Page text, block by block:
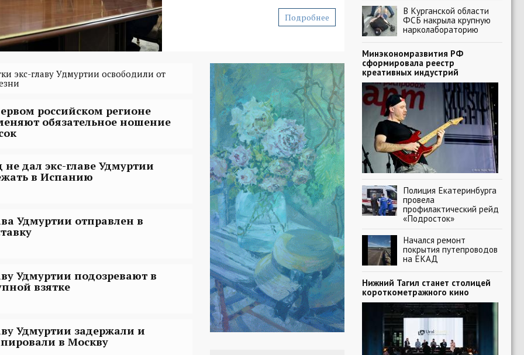
Подробнее
экс-главу Удмуртии освободили от
российском регионе
обязательное ношение
не дал экс-главе Удмуртии
в Испанию
Удмуртии отправлен в
Удмуртии подозревают в
взятке
Удмуртии задержали и
в Москву
В Курганской области
ФСБ накрыла крупную
нарколабораторию
Минэкономразвития РФ
сформировала реестр
креативных индустрий
Полиция Екатеринбурга
провела
профилактический рейд
«Подросток»
Начался ремонт
покрытия путепроводов
на ЕКАД
Нижний Тагил станет столицей
короткометражного кино